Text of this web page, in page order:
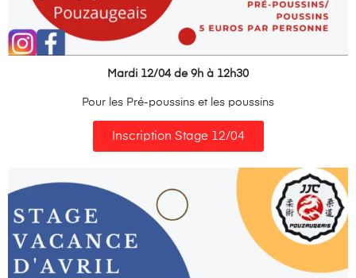
Mardi 12/04 de 9h à 12h30
Pour les Pré-poussins et les poussins
Inscription Stage 12/04